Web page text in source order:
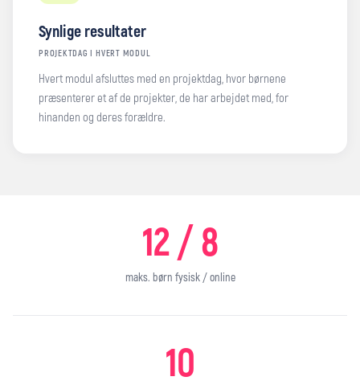
Synlige resultater
PROJEKTDAG I HVERT MODUL
Hvert modul afsluttes med en projektdag, hvor børnene
præsenterer et af de projekter, de har arbejdet med, for
hinanden og deres forældre.
12 / 8
maks. børn fysisk / online
10